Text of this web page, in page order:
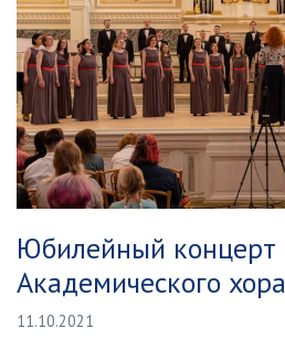
Юбилейный концерт
Академического
11.10.2021